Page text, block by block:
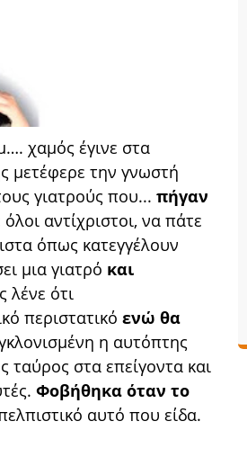
χαμός έγινε στα
μετέφερε την γνωστή
γιατρούς που... πήγαν
όλοι αντίχριστοι, να πάτε
όπως κατεγγέλουν
μια γιατρό και
λένε ότι
περιστατικό ενώ θα
η αυτόπτης
στα επείγοντα και
Φοβήθηκα όταν το
αυτό που είδα.